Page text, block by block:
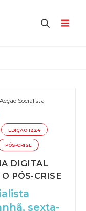
Acção Socialista
EDIÇÃO 1224
PÓS-CRISE
DIGITAL
PÓS-CRISE
sexta-